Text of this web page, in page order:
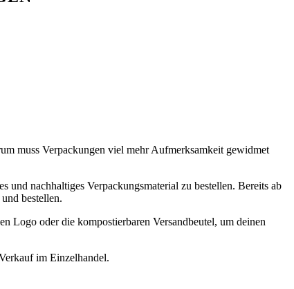
muss Verpackungen viel mehr Aufmerksamkeit gewidmet
nachhaltiges Verpackungsmaterial zu bestellen. Bereits ab
bestellen.
Logo oder die kompostierbaren Versandbeutel, um deinen
im Einzelhandel.